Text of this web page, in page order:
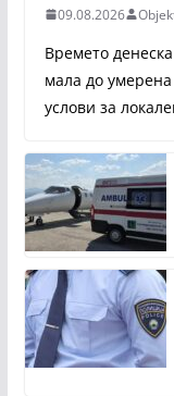
09.08.2026
Времето
мала до
услови за